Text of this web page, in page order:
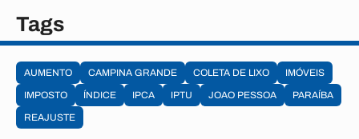
Tags
AUMENTO CAMPINA GRANDE COLETA DE LIXO
IMÓVEIS
IMPOSTO
ÍNDICE IPCA IPTU JOAO PESSOA
PARAÍBA
REAJUSTE